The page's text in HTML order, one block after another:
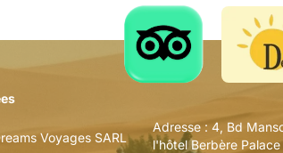
Voyages SARL
Adresse : 4, Bd
l'hôtel Berbère